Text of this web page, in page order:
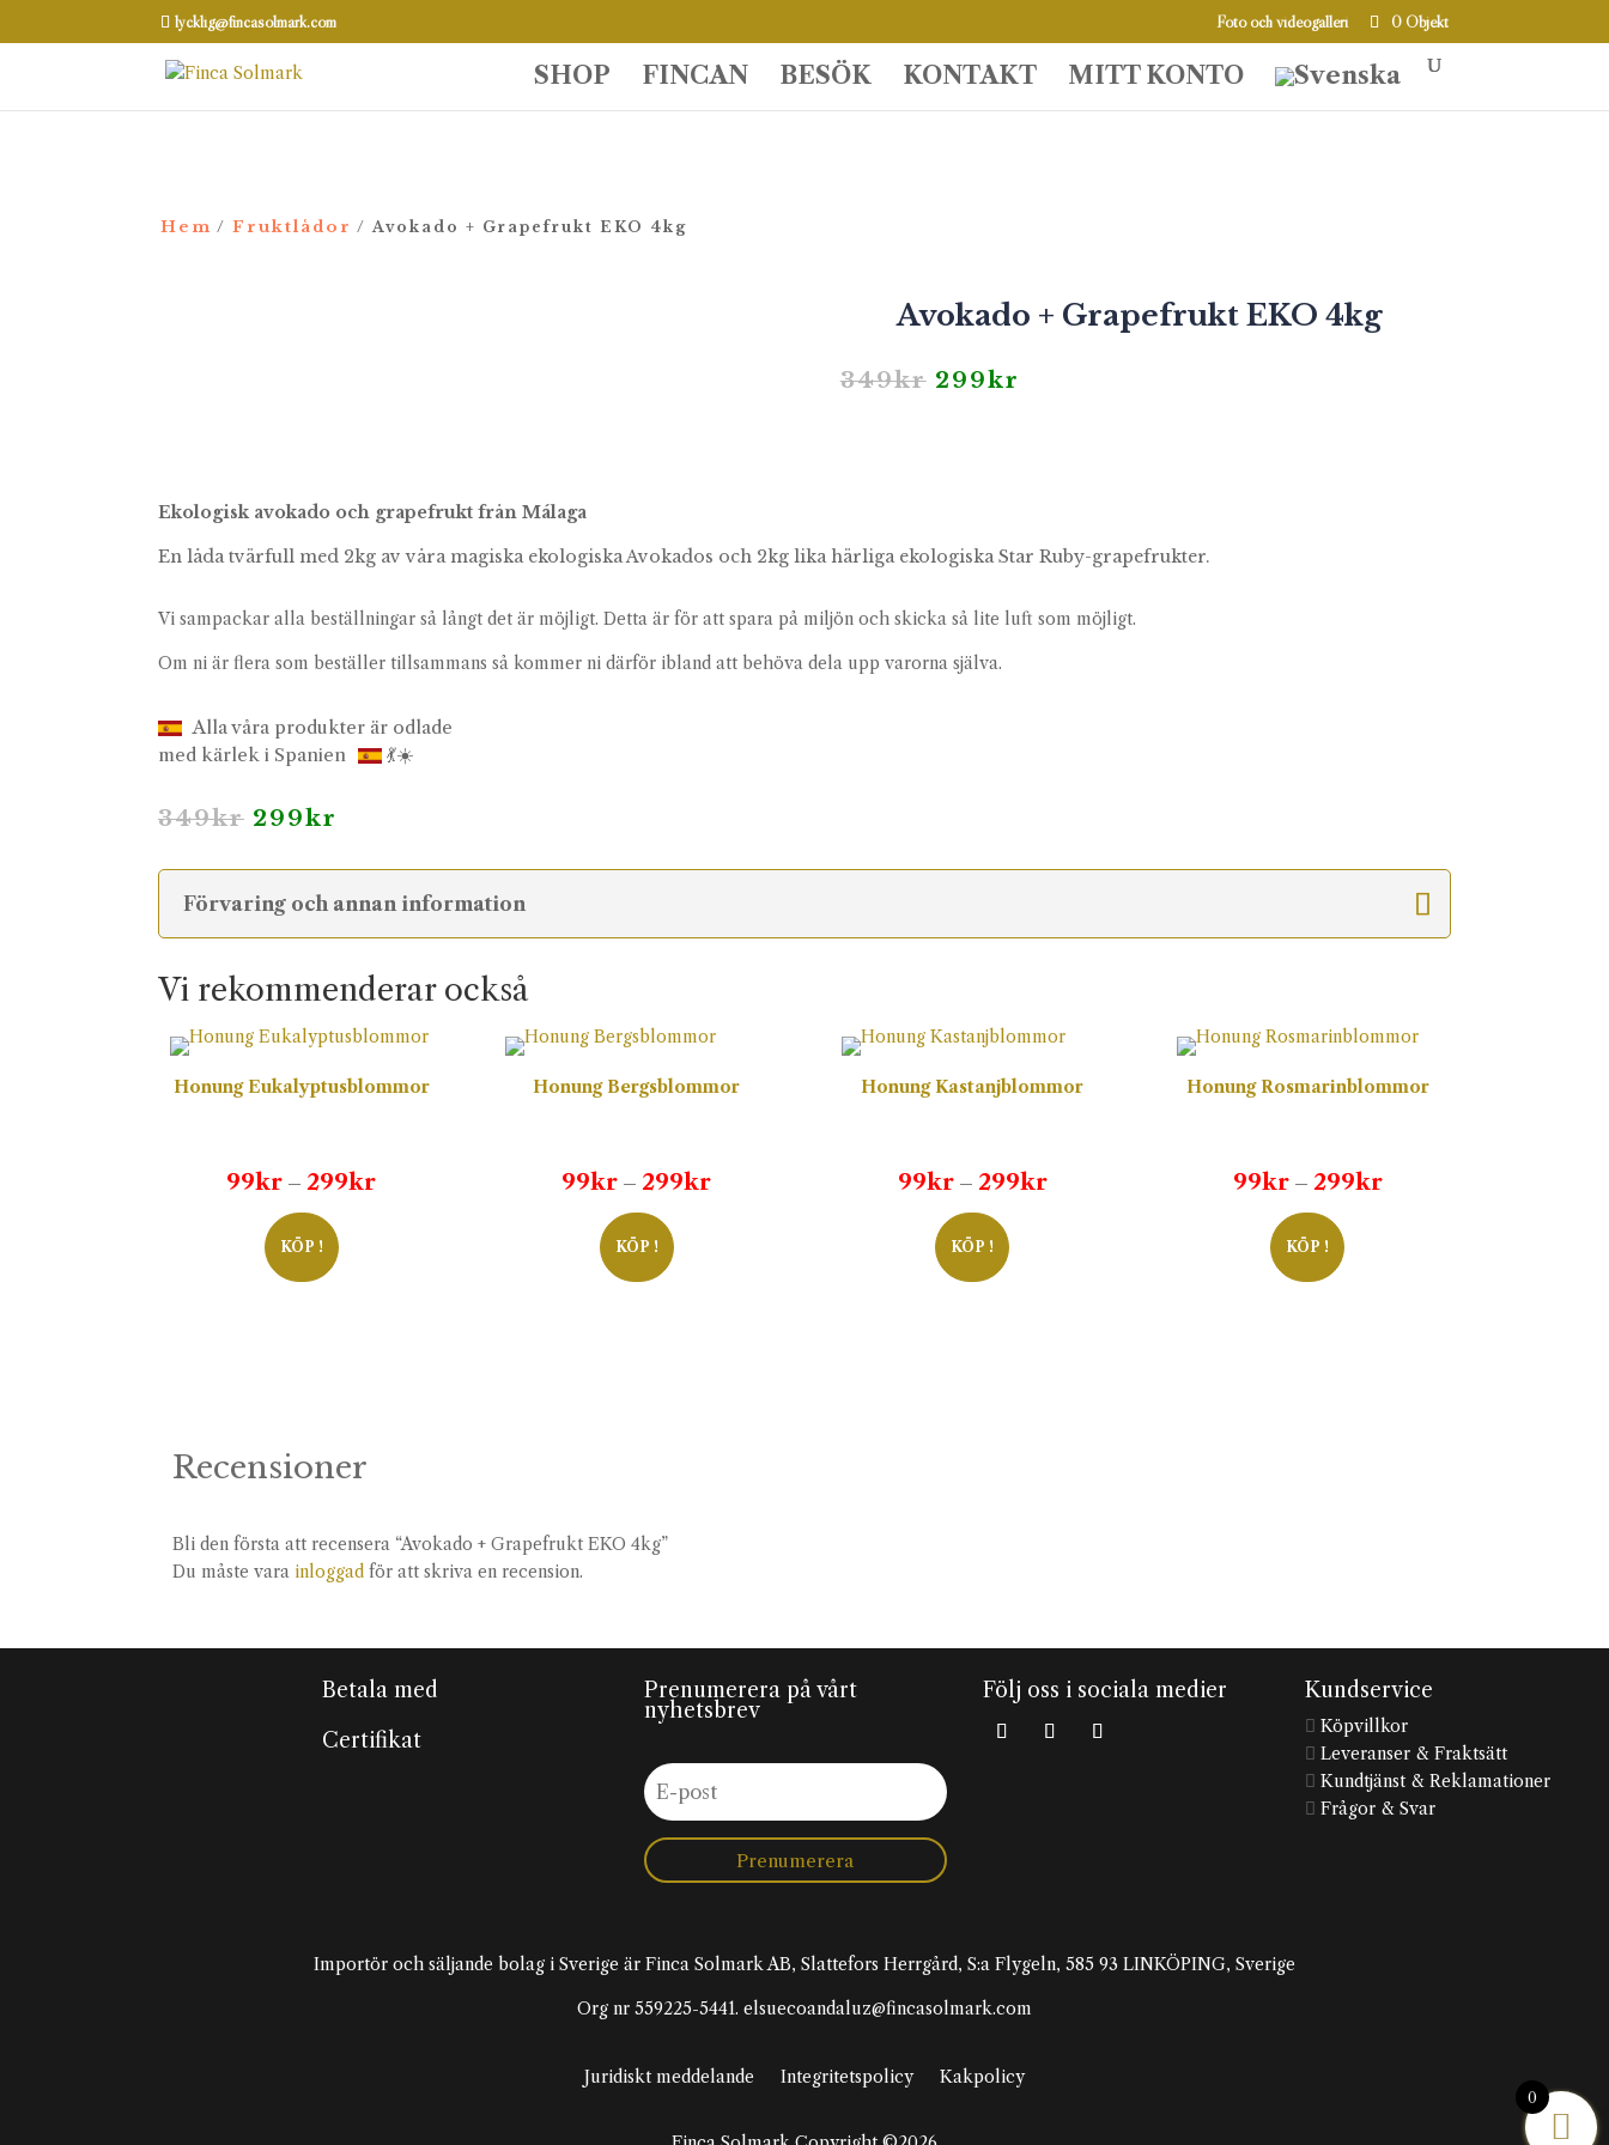
lycklig@fincasolmark.com Foto och videogalleri 0 Objekt
SHOP FINCAN BESÖK KONTAKT MITT KONTO
Hem / Fruktlådor / Avokado + Grapefrukt EKO 4kg
Avokado + Grapefrukt EKO 4kg
349kr Det
299kr
Ekologisk avokado och grapefrukt från Málaga
En låda tvärfull med 2kg av våra magiska ekologiska Avokados och 2kg lika härliga ekologiska Star Ruby-grapefrukter.
Vi sampackar alla beställningar så långt det är möjligt. Detta är för att spara på miljön och skicka så lite luft som möjligt.
Om ni är flera som beställer tillsammans så kommer ni därför ibland att behöva dela upp varorna själva.
Alla våra produkter är odlade
med kärlek i Spanien
💃☀️
349kr Det
349kr.
299kr
299kr.
Förvaring och annan information
Vi rekommenderar också
Honung Eukalyptusblommor
99kr – 299krPrisintervall:
KÖP !
Honung Bergsblommor
99kr – 299krPrisintervall:
KÖP !
Honung Kastanjblommor
99kr – 299krPrisintervall:
KÖP !
Honung Rosmarinblommor
99kr – 299krPrisintervall:
KÖP !
Recensioner
Bli den första att recensera “Avokado + Grapefrukt EKO 4kg”
Du måste vara inloggad för att skriva en recension.
Betala med
Certifikat
Prenumerera på vårt
nyhetsbrev
Prenumerera
Följ oss i sociala medier Kundservice
 Köpvillkor
 Leveranser & Fraktsätt
 Kundtjänst & Reklamationer
 Frågor & Svar
Importör och säljande bolag i Sverige är Finca Solmark AB, Slattefors Herrgård, S:a Flygeln, 585 93 LINKÖPING, Sverige
Org nr 559225-5441. elsuecoandaluz@fincasolmark.com
Juridiskt meddelande Integritetspolicy Kakpolicy
0